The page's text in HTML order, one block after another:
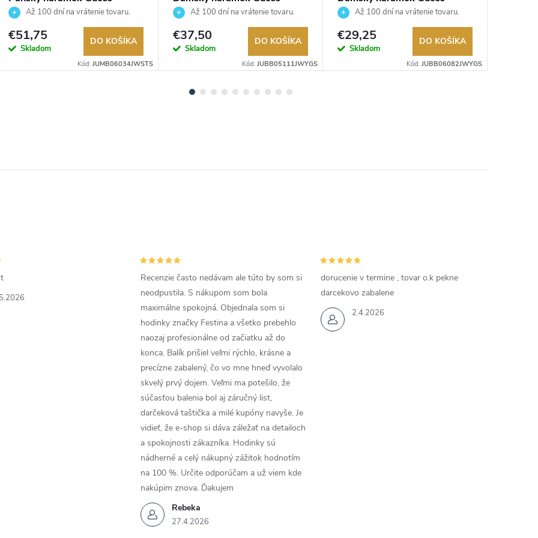
JUMB06034JWSTS
Až 100 dní na vrátenie tovaru.
Autorizovaný predajca.
€51,75
Skladom
DO KOŠÍKA
Kód: JUMB06034JWSTS
JUBB05111JWYGS
Až 100 dní na vrátenie tovaru.
Autorizovaný predajca.
€37,50
Skladom
DO KOŠÍKA
Kód: JUBB05111JWYGS
JUBB06082JWYGS
Až 100 dní na vrátenie tovaru.
Autorizovaný predajca.
€29,25
Skladom
DO KOŠÍKA
Kód: JUBB06082JWYGS
Rebeka
27.4.2026
Recenzie často nedávam ale túto by som si
neodpustila. S nákupom som bola
maximálne spokojná. Objednala som si
hodinky značky Festina a všetko prebehlo
naozaj profesionálne od začiatku až do
konca. Balík prišiel veľmi rýchlo, krásne a
precízne zabalený, čo vo mne hneď vyvolalo
skvelý prvý dojem. Veľmi ma potešilo, že
súčasťou balenia bol aj záručný list,
darčeková taštička a milé kupóny navyše. Je
vidieť, že e-shop si dáva záležať na detailoch
a spokojnosti zákazníka. Hodinky sú
nádherné a celý nákupný zážitok hodnotím
na 100 %. Určite odporúčam a už viem kde
nakúpim znova. Ďakujem
2.4.2026
dorucenie v termine , tovar o.k pekne
darcekovo zabalene